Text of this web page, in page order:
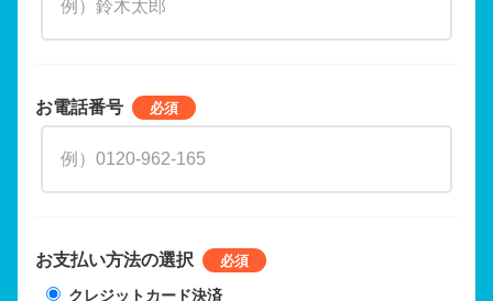
お電話番号
お支払い方法の選択
クレジットカード決済